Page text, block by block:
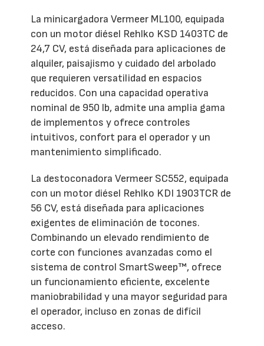
La minicargadora Vermeer ML100, equipada
con un motor diésel Rehlko KSD 1403TC de
24,7 CV, está diseñada para aplicaciones de
alquiler, paisajismo y cuidado del arbolado
que requieren versatilidad en espacios
reducidos. Con una capacidad operativa
nominal de 950 lb, admite una amplia gama
de implementos y ofrece controles
intuitivos, confort para el operador y un
mantenimiento simplificado.
La destoconadora Vermeer SC552, equipada
con un motor diésel Rehlko KDI 1903TCR de
56 CV, está diseñada para aplicaciones
exigentes de eliminación de tocones.
Combinando un elevado rendimiento de
corte con funciones avanzadas como el
sistema de control SmartSweep™, ofrece
un funcionamiento eficiente, excelente
maniobrabilidad y una mayor seguridad para
el operador, incluso en zonas de difícil
acceso.